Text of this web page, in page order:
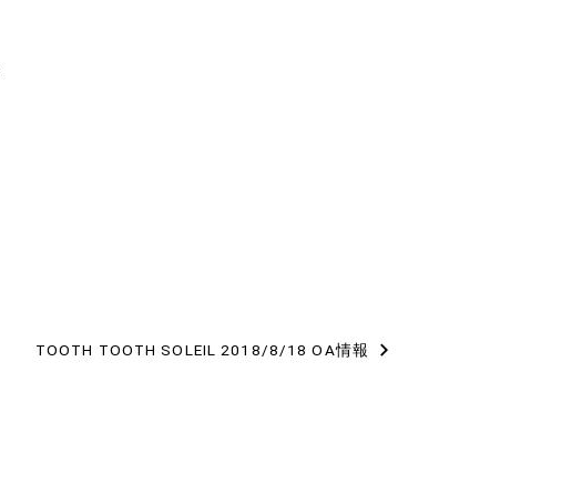
TOOTH TOOTH SOLEIL 2018/8/18 OA情報